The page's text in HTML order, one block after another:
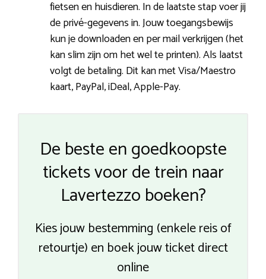
fietsen en huisdieren. In de laatste stap voer jij
de privé-gegevens in. Jouw toegangsbewijs
kun je downloaden en per mail verkrijgen (het
kan slim zijn om het wel te printen). Als laatst
volgt de betaling. Dit kan met Visa/Maestro
kaart, PayPal, iDeal, Apple-Pay.
De beste en goedkoopste
tickets voor de trein naar
Lavertezzo boeken?
Kies jouw bestemming (enkele reis of
retourtje) en boek jouw ticket direct
online